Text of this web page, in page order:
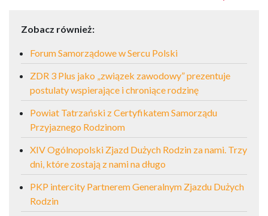
Zobacz również:
Forum Samorządowe w Sercu Polski
ZDR 3 Plus jako „związek zawodowy” prezentuje
postulaty wspierające i chroniące rodzinę
Powiat Tatrzański z Certyfikatem Samorządu
Przyjaznego Rodzinom
XIV Ogólnopolski Zjazd Dużych Rodzin za nami. Trzy
dni, które zostają z nami na długo
PKP intercity Partnerem Generalnym Zjazdu Dużych
Rodzin